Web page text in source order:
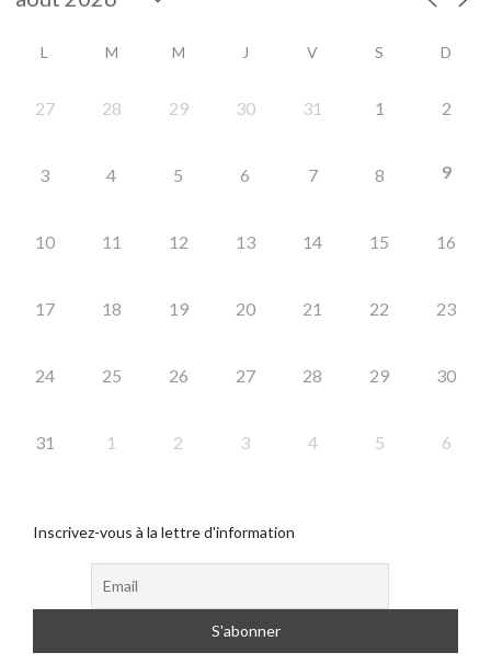
L M M J V S D
27 28 29 30 31 1 2
3 4 5 6 7 8 9
10 11 12 13 14 15 16
17 18 19 20 21 22 23
24 25 26 27 28 29 30
31 1 2 3 4 5 6
Inscrivez-vous à la lettre d'information